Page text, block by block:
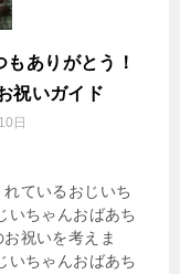
ありがとう！
祝いガイド
日
ているおじいち
いちゃんおばあち
祝いを考えま
いちゃんおばあち